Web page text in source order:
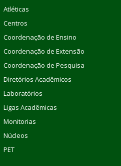
Atléticas
Centros
Coordenação de Ensino
Coordenação de Extensão
Coordenação de Pesquisa
Diretórios Acadêmicos
Laboratórios
Ligas Acadêmicas
Monitorias
Núcleos
PET